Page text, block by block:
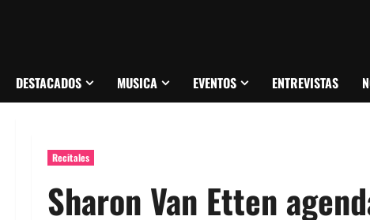
DESTACADOS MUSICA EVENTOS ENTREVISTAS
Recitales
Sharon Van Etten